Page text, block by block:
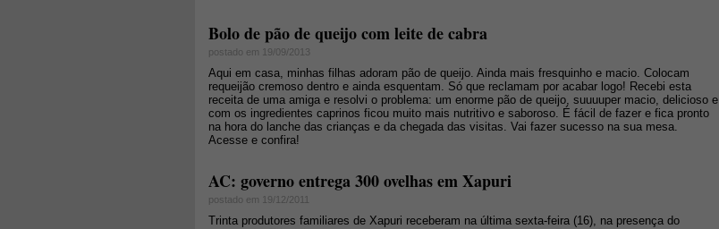
Bolo de pão de queijo com leite de cabra
postado em 19/09/2013
Aqui em casa, minhas filhas adoram pão de queijo. Ainda mais fresquinho e macio. Colocam
requeijão cremoso dentro e ainda esquentam. Só que reclamam por acabar logo! Recebi esta
receita de uma amiga e resolvi o problema: um enorme pão de queijo, suuuuper macio, delicioso e
com os ingredientes caprinos ficou muito mais nutritivo e saboroso. É fácil de fazer e fica pronto
na hora do lanche das crianças e da chegada das visitas. Vai fazer sucesso na sua mesa.
Acesse e confira!
AC: governo entrega 300 ovelhas em Xapuri
postado em 19/12/2011
Trinta produtores familiares de Xapuri receberam na última sexta-feira (16), na presença do